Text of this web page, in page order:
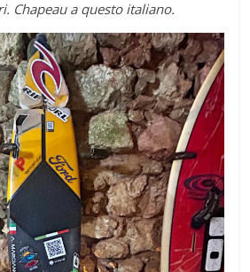
Chapeau a questo italiano.